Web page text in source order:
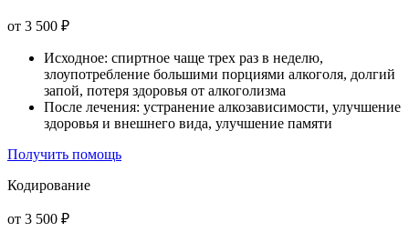
от 3 500 ₽
Исходное: спиртное чаще трех раз в неделю,
злоупотребление большими порциями алкоголя, долгий
запой, потеря здоровья от алкоголизма
После лечения: устранение алкозависимости, улучшение
здоровья и внешнего вида, улучшение памяти
Получить помощь
Кодирование
от 3 500 ₽